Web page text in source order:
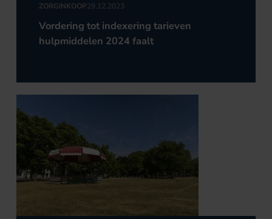
ZORGINKOOP29.12.2023
Vordering tot indexering tarieven
hulpmiddelen 2024 faalt